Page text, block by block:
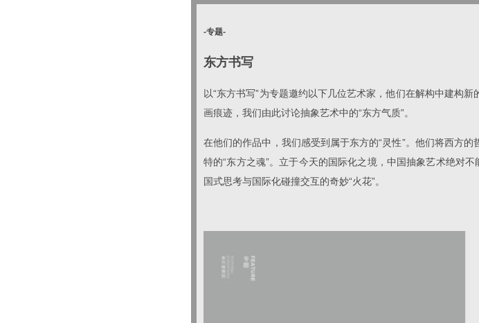
-专题-
东方书写
以“东方书写”为专题邀约以下几位艺术家，他们在解构中建构
画痕迹，我们由此讨论抽象艺术中的“东方气质”。
在他们的作品中，我们感受到属于东方的“灵性”。他们将西方
特的“东方之魂”。立于今天的国际化之境，中国抽象艺术绝对
国式思考与国际化碰撞交互的奇妙“火花”。